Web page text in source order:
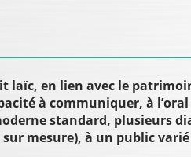
laïc, en lien avec le
à communiquer, à l’oral
standard, plusieurs
mesure), à un public